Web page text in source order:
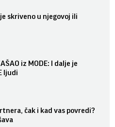
skriveno u njegovoj ili
iz MODE: I dalje je
ljudi
čak i kad vas povredi?